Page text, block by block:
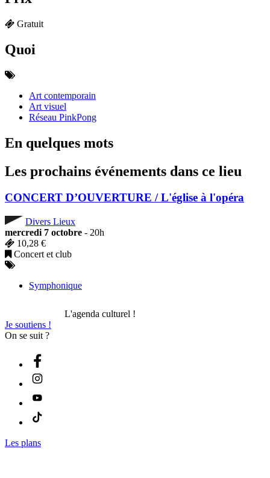
Gratuit
Quoi
Art contemporain
Art visuel
Réseau PinkPong
En quelques mots
Les prochains événements dans ce lieu
CONCERT D’OUVERTURE / L'église à l'opéra
Divers Lieux
mercredi 7 octobre - 20h
10,28 €
Concert et club
Symphonique
L'agenda culturel !
Je soutiens !
On se suit ?
Les plans